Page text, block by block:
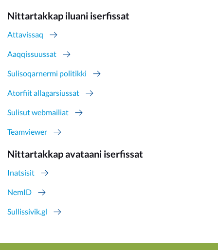
Nittartakkap iluani iserfissat
Attavissaq
Aaqqissuussat
Sulisoqarnermi politikki
Atorfiit allagarsiussat
Sulisut webmailiat
Teamviewer
Nittartakkap avataani iserfissat
Inatsisit
NemID
Sullissivik.gl